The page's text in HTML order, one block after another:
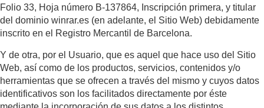
Folio 33, Hoja número B-137864, Inscripción primera, y titular
del dominio winrar.es (en adelante, el Sitio Web) debidamente
inscrito en el Registro Mercantil de Barcelona.
Y de otra, por el Usuario, que es aquel que hace uso del Sitio
Web, así como de los productos, servicios, contenidos y/o
herramientas que se ofrecen a través del mismo y cuyos datos
identificativos son los facilitados directamente por éste